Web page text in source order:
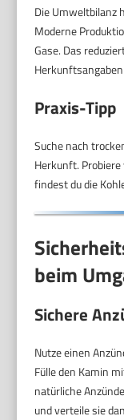
Die Umweltbilanz
Moderne
Gase. Das
Herkunftsangaben
Praxis-Tipp
Suche nach
Herkunft.
findest du die
beim
Sichere
Nutze einen
Fülle den Kamin
natürliche
und verteile sie